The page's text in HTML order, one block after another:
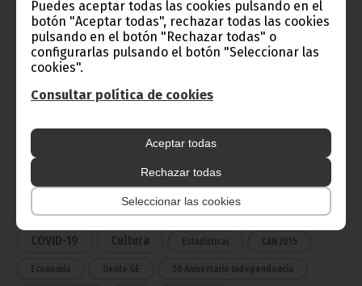
Puedes aceptar todas las cookies pulsando en el
botón "Aceptar todas", rechazar todas las cookies
pulsando en el botón "Rechazar todas" o
configurarlas pulsando el botón "Seleccionar las
cookies".
Consultar política de cookies
Aceptar todas
Rechazar todas
Seleccionar las cookies
Radio Nacional de Guinea
Ecuatorial
CATEGORÍAS
Gobierno
Presidencia
África
Deportes Vicepresidencia
COVID-19 Cultura Estadísticas CAN 2015
Economía Gente GE 50 Aniversario Independencia